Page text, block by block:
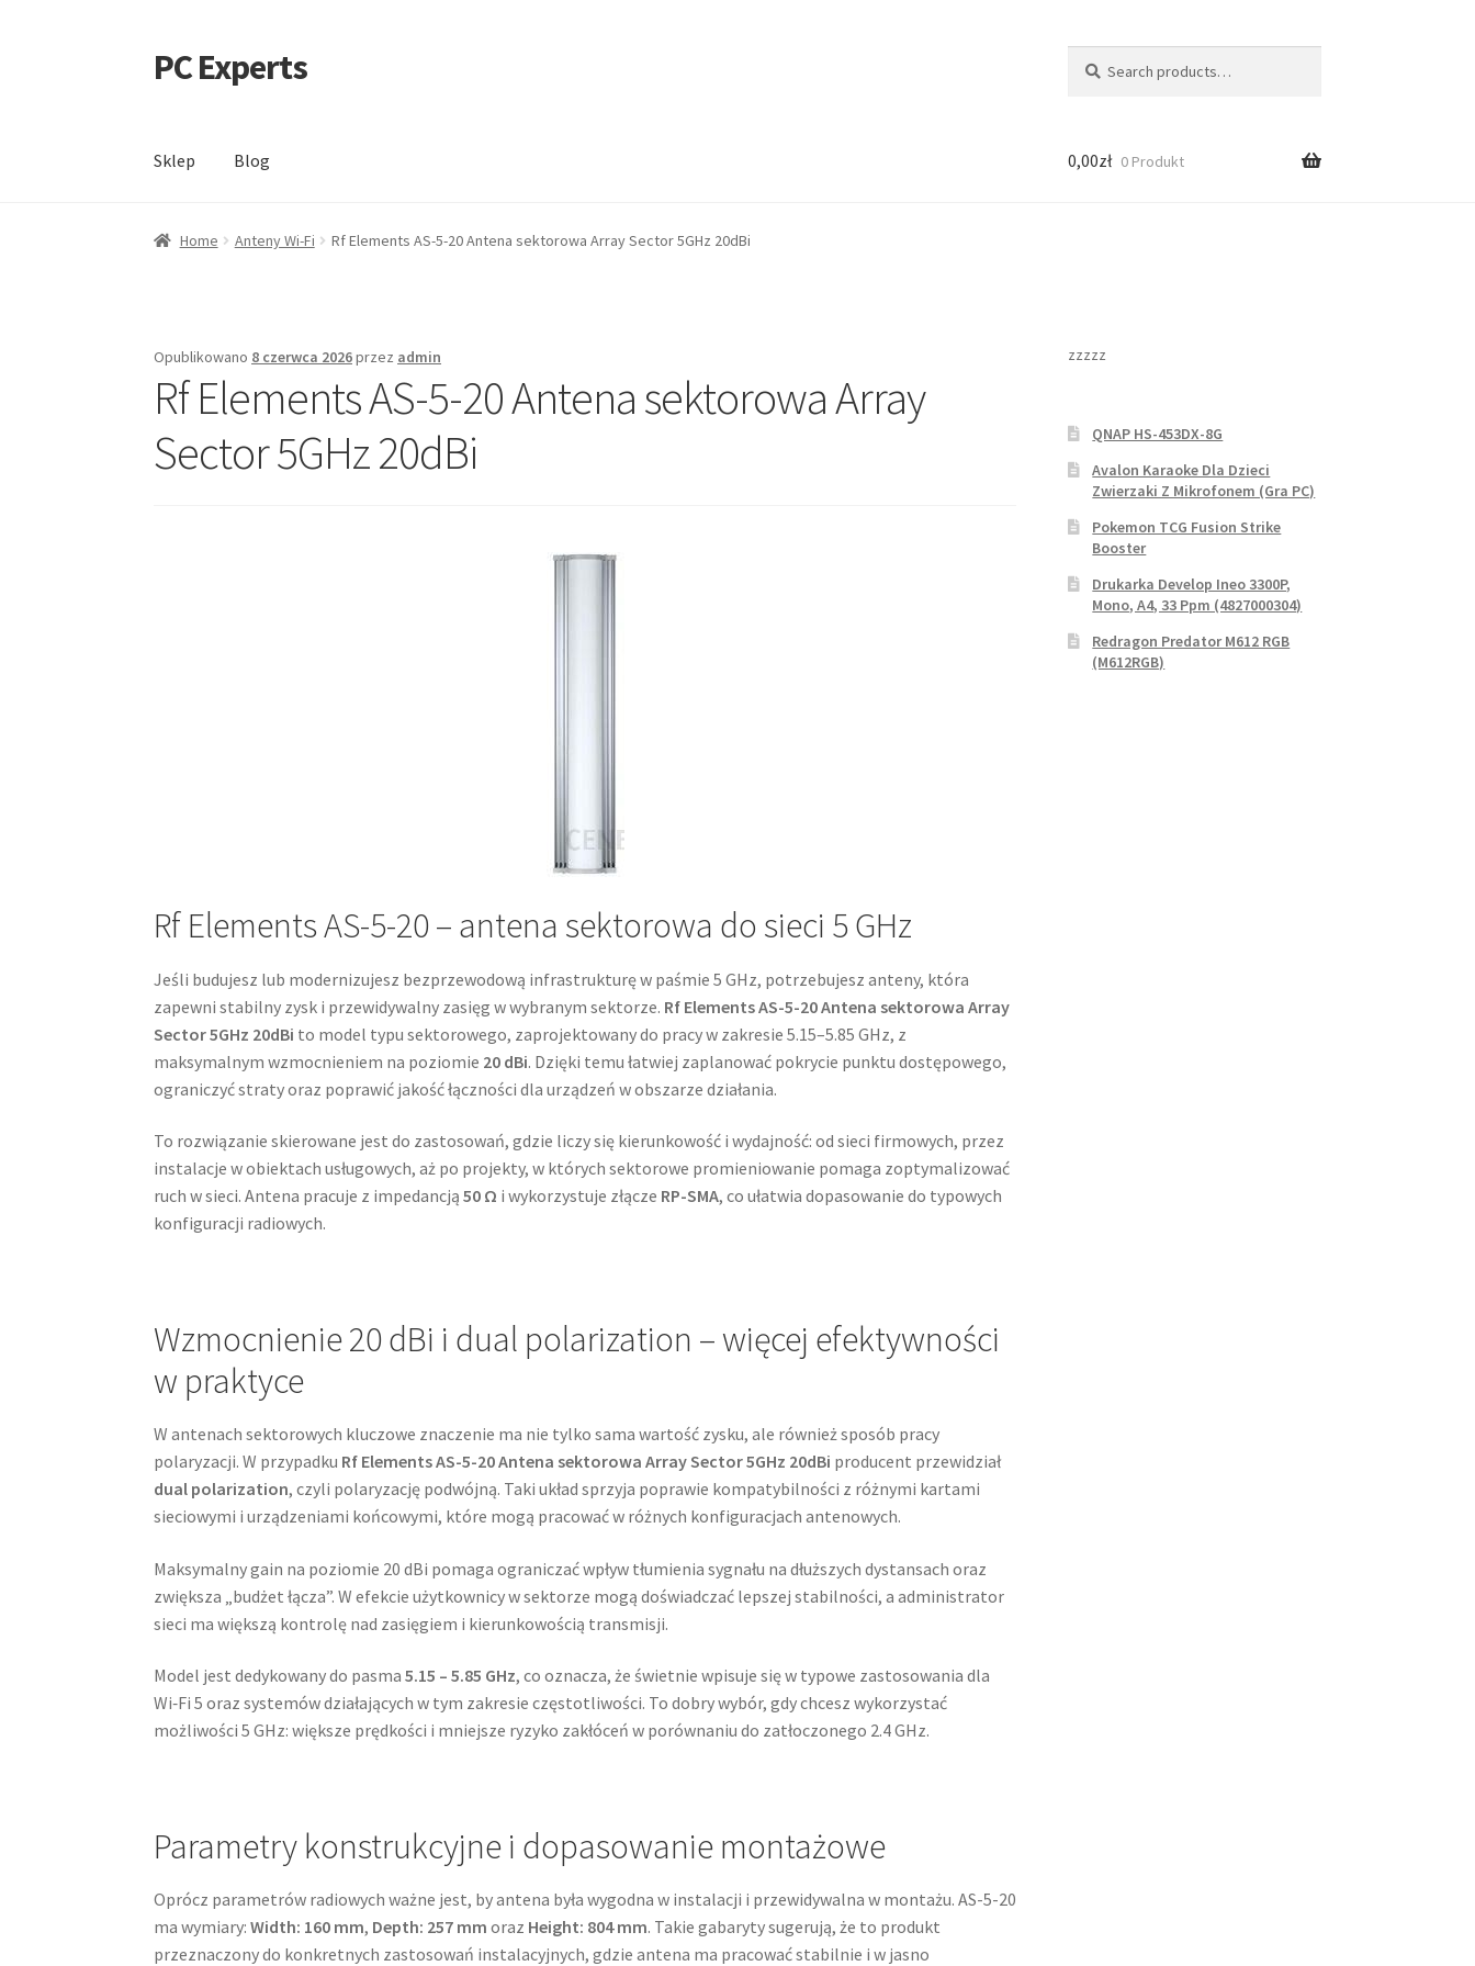
Przejdź
do
Przejdź
do
PC Experts
for:
Sklep Blog 0,00zł 0 Produkt
Home Anteny Wi-Fi Rf Elements AS-5-20 Antena sektorowa Array Sector 5GHz 20dBi
Opublikowano 8 czerwca 2026przez admin
Rf Elements AS-5-20 Antena sektorowa Array
Sector 5GHz 20dBi
Rf Elements AS-5-20 – antena sektorowa do sieci 5 GHz
Jeśli budujesz lub modernizujesz bezprzewodową infrastrukturę w paśmie 5 GHz, potrzebujesz anteny, która
zapewni stabilny zysk i przewidywalny zasięg w wybranym sektorze. Rf Elements AS-5-20 Antena sektorowa Array
Sector 5GHz 20dBi to model typu sektorowego, zaprojektowany do pracy w zakresie 5.15–5.85 GHz, z
maksymalnym wzmocnieniem na poziomie 20 dBi. Dzięki temu łatwiej zaplanować pokrycie punktu dostępowego,
ograniczyć straty oraz poprawić jakość łączności dla urządzeń w obszarze działania.
To rozwiązanie skierowane jest do zastosowań, gdzie liczy się kierunkowość i wydajność: od sieci firmowych, przez
instalacje w obiektach usługowych, aż po projekty, w których sektorowe promieniowanie pomaga zoptymalizować
ruch w sieci. Antena pracuje z impedancją50 Ω i wykorzystuje złącze RP-SMA, co ułatwia dopasowanie do typowych
konfiguracji radiowych.
Wzmocnienie 20 dBi i dual polarization – więcej efektywności
w praktyce
W antenach sektorowych kluczowe znaczenie ma nie tylko sama wartość zysku, ale również sposób pracy
polaryzacji. W przypadku Rf Elements AS-5-20 Antena sektorowa Array Sector 5GHz 20dBi producent przewidział
dual polarization, czyli polaryzację podwójną. Taki układ sprzyja poprawie kompatybilności z różnymi kartami
sieciowymi i urządzeniami końcowymi, które mogą pracować w różnych konfiguracjach antenowych.
Maksymalny gain na poziomie 20 dBi pomaga ograniczać wpływ tłumienia sygnału na dłuższych dystansach oraz
zwiększa „budżet łącza”. W efekcie użytkownicy w sektorze mogą doświadczać lepszej stabilności, a administrator
sieci ma większą kontrolę nad zasięgiem i kierunkowością transmisji.
Model jest dedykowany do pasma5.15 – 5.85 GHz, co oznacza, że świetnie wpisuje się w typowe zastosowania dla
Wi‑Fi 5 oraz systemów działających w tym zakresie częstotliwości. To dobry wybór, gdy chcesz wykorzystać
możliwości 5 GHz: większe prędkości i mniejsze ryzyko zakłóceń w porównaniu do zatłoczonego 2.4 GHz.
Parametry konstrukcyjne i dopasowanie montażowe
Oprócz parametrów radiowych ważne jest, by antena była wygodna w instalacji i przewidywalna w montażu. AS-5-20
ma wymiary:Width: 160 mm, Depth: 257 mm oraz Height: 804 mm. Takie gabaryty sugerują, że to produkt
przeznaczony do konkretnych zastosowań instalacyjnych, gdzie antena ma pracować stabilnie i w jasno
zzzzz
QNAP HS-453DX-8G
Avalon Karaoke Dla Dzieci
Zwierzaki Z Mikrofonem (Gra PC)
Pokemon TCG Fusion Strike
Booster
Drukarka Develop Ineo 3300P,
Mono, A4, 33 Ppm (4827000304)
Redragon Predator M612 RGB
(M612RGB)